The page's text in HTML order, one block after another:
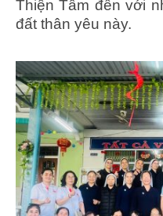
Thiện Tâm đến với
đất thân yêu này.